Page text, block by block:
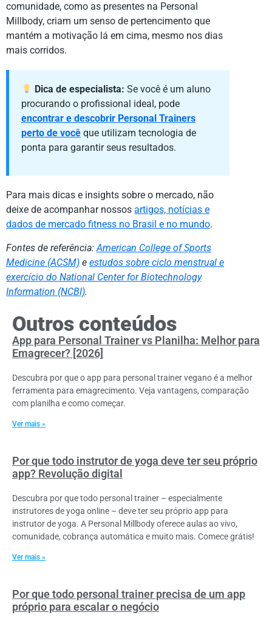
comunidade, como as presentes na Personal
Millbody, criam um senso de pertencimento que
mantém a motivação lá em cima, mesmo nos dias
mais corridos.
Dica de especialista: Se você é um aluno
procurando o profissional ideal, pode
encontrar e descobrir Personal Trainers
perto de você que utilizam tecnologia de
ponta para garantir seus resultados.
Para mais dicas e insights sobre o mercado, não
deixe de acompanhar nossos artigos, notícias e
dados de mercado fitness no Brasil e no mundo.
Fontes de referência: American College of Sports
Medicine (ACSM) e estudos sobre ciclo menstrual e
exercício do National Center for Biotechnology
Information (NCBI).
Outros conteúdos
App para Personal Trainer vs Planilha: Melhor para
Emagrecer? [2026]
Descubra por que o app para personal trainer vegano é a melhor
ferramenta para emagrecimento. Veja vantagens, comparação
com planilha e como começar.
Ver mais »
Por que todo instrutor de yoga deve ter seu próprio
app? Revolução digital
Descubra por que todo personal trainer – especialmente
instrutores de yoga online – deve ter seu próprio app para
instrutor de yoga. A Personal Millbody oferece aulas ao vivo,
comunidade, cobrança automática e muito mais. Comece grátis!
Ver mais »
Por que todo personal trainer precisa de um app
próprio para escalar o negócio